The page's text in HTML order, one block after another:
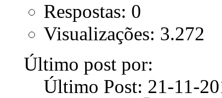
Respostas: 0
Visualizações: 3.272
Último post por:
Último Post: 21-11-